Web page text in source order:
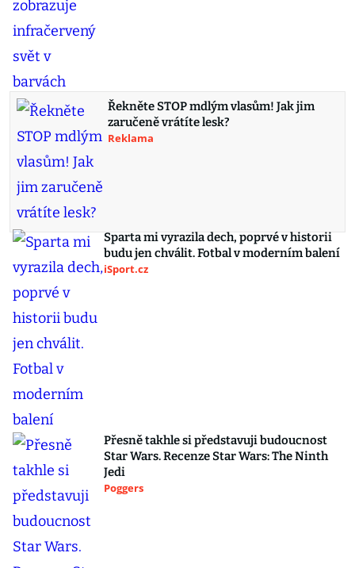
Řekněte STOP mdlým vlasům! Jak jim
zaručeně vrátíte lesk?
Reklama
Sparta mi vyrazila dech, poprvé v historii
budu jen chválit. Fotbal v moderním balení
iSport.cz
Přesně takhle si představuji budoucnost
Star Wars. Recenze Star Wars: The Ninth
Jedi
Poggers